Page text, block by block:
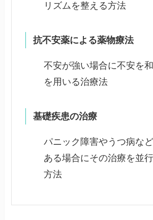
リズムを整える方法
抗不安薬による薬物療法
不安が強い場合に不安を
を用いる治療法
基礎疾患の治療
パニック障害やうつ病な
ある場合にその治療を並
方法